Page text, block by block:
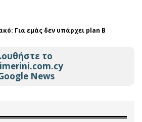
Για εμάς δεν υπάρχει plan Β
το
News